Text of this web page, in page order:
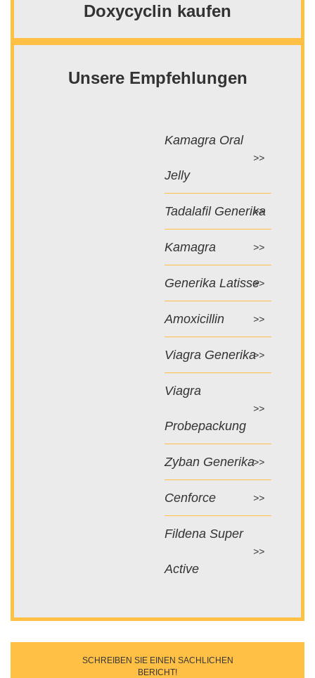
Doxycyclin kaufen
Unsere Empfehlungen
Kamagra Oral
Jelly
Tadalafil Generika
Kamagra
Generika Latisse
Amoxicillin
Viagra Generika
Viagra
Probepackung
Zyban Generika
Cenforce
Fildena Super
Active
SCHREIBEN SIE EINEN SACHLICHEN
BERICHT!